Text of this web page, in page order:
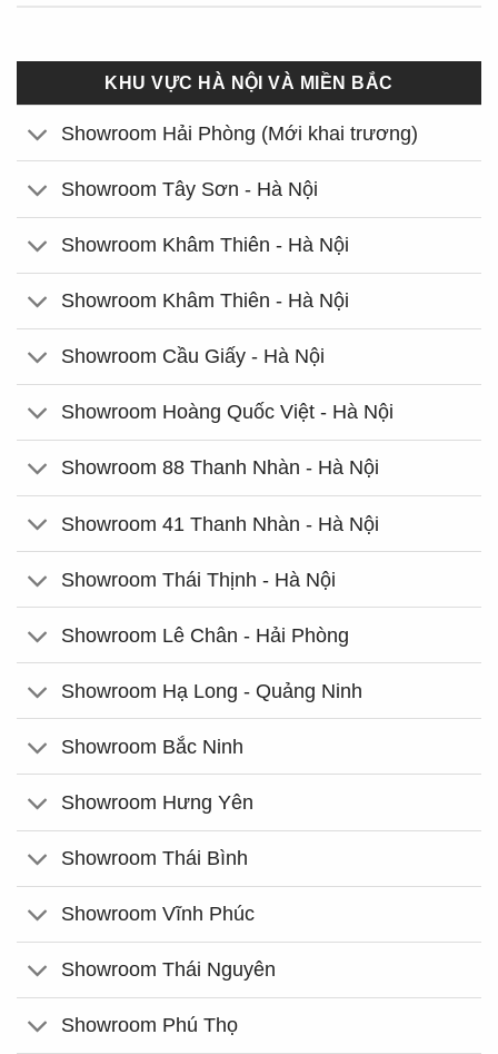
KHU VỰC HÀ NỘI VÀ MIỀN BẮC
Showroom Hải Phòng (Mới khai trương)
Showroom Tây Sơn - Hà Nội
Showroom Khâm Thiên - Hà Nội
Showroom Khâm Thiên - Hà Nội
Showroom Cầu Giấy - Hà Nội
Showroom Hoàng Quốc Việt - Hà Nội
Showroom 88 Thanh Nhàn - Hà Nội
Showroom 41 Thanh Nhàn - Hà Nội
Showroom Thái Thịnh - Hà Nội
Showroom Lê Chân - Hải Phòng
Showroom Hạ Long - Quảng Ninh
Showroom Bắc Ninh
Showroom Hưng Yên
Showroom Thái Bình
Showroom Vĩnh Phúc
Showroom Thái Nguyên
Showroom Phú Thọ